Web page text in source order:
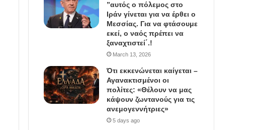
”αυτός ο πόλεμος στο
Ιράν γίνεται για να έρθει ο
Μεσσίας. Για να φτάσουμε
εκεί, ο ναός πρέπει να
ξαναχτιστεί΄.!
March 13, 2026
Ότι εκκενώνεται καίγεται –
Αγανακτισμένοι οι
πολίτες: «Θέλουν να μας
κάψουν ζωντανούς για τις
ανεμογεννήτριες»
5 days ago